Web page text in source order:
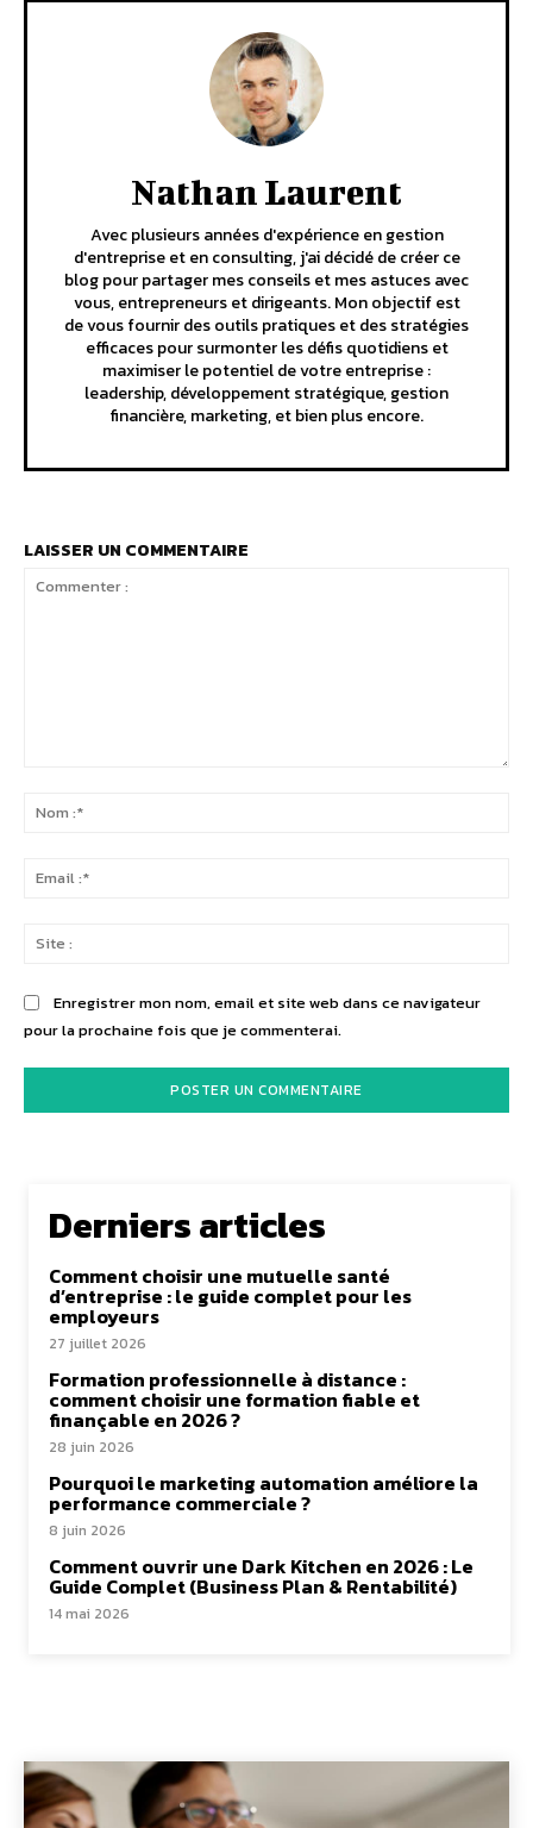
Nathan Laurent
Avec plusieurs années d'expérience en gestion
d'entreprise et en consulting, j'ai décidé de créer ce
blog pour partager mes conseils et mes astuces avec
vous, entrepreneurs et dirigeants. Mon objectif est
de vous fournir des outils pratiques et des stratégies
efficaces pour surmonter les défis quotidiens et
maximiser le potentiel de votre entreprise :
leadership, développement stratégique, gestion
financière, marketing, et bien plus encore.
LAISSER UN COMMENTAIRE
Enregistrer mon nom, email et site web dans ce navigateur
pour la prochaine fois que je commenterai.
Derniers articles
Comment choisir une mutuelle santé
d’entreprise : le guide complet pour les
employeurs
27 juillet 2026
Formation professionnelle à distance :
comment choisir une formation fiable et
finançable en 2026 ?
28 juin 2026
Pourquoi le marketing automation améliore la
performance commerciale ?
8 juin 2026
Comment ouvrir une Dark Kitchen en 2026 : Le
Guide Complet (Business Plan & Rentabilité)
14 mai 2026